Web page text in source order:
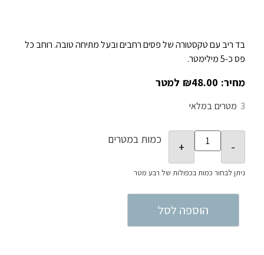
בד ריב עם טקסטורה של פסים רחבים ובעל מתיחה טובה. רוחב כל
פס כ-5 מילימטר.
₪48.00
3 במלאי
כמות במטרים
הוספה לסל